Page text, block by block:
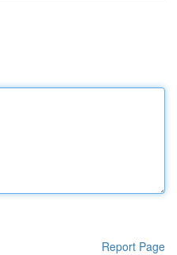
Report Page